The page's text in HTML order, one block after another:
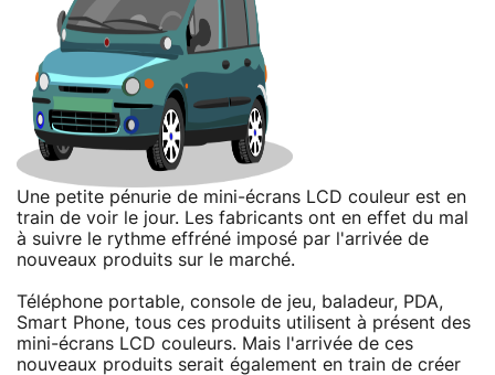
Une petite pénurie de mini-écrans LCD couleur est en
train de voir le jour. Les fabricants ont en effet du mal
à suivre le rythme effréné imposé par l'arrivée de
nouveaux produits sur le marché.
Téléphone portable, console de jeu, baladeur, PDA,
Smart Phone, tous ces produits utilisent à présent des
mini-écrans LCD couleurs. Mais l'arrivée de ces
nouveaux produits serait également en train de créer